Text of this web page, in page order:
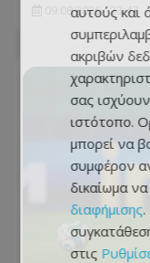
09.08.2026 - 23:47
αυτούς και
ακριβών
σας
ιστότοπο.
μπορεί να
συμφέρον
δικαίωμα να
διαφήμισης
στις